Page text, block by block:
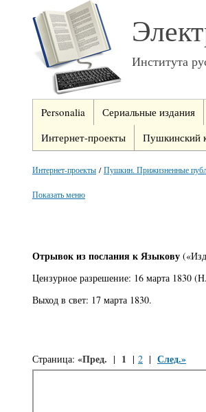
Института
Personalia Сериальные издания
Интернет-проекты
Пушкинский
Интернет-проекты /Пушкин. Прижизненные
Показать меню
Отрывок из послания к Языкову
Цензурное разрешение: 16 марта 1830
Выход в свет: 17 марта 1830.
Страница: «Пред. | 1 | 2 | След.»